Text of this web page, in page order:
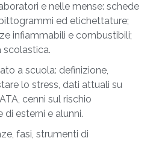
e nelle mense: schede
ed etichettature;
infiammabili e combustibili;
scolastica.
a scuola: definizione,
lo stress, dati attuali su
cenni sul rischio
esterni e alunni.
fasi, strumenti di